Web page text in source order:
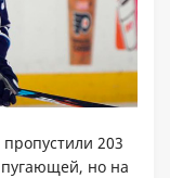
203
пугающей, но на